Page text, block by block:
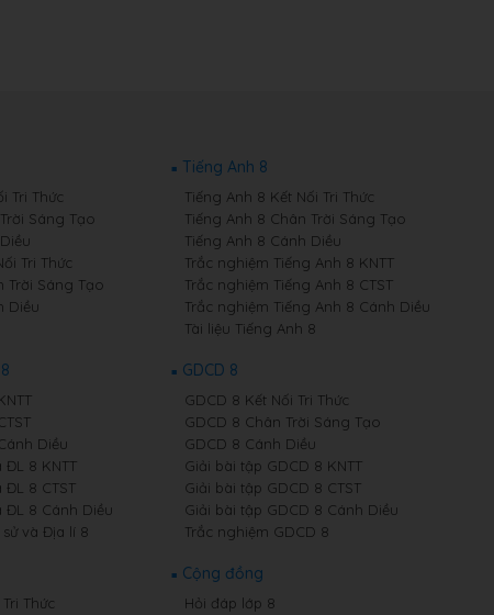
Tri Thức
Sáng Tạo
Tri Thức
Trời Sáng Tạo
Diều
Tiếng Anh 8
Tiếng Anh 8 Kết Nối Tri Thức
Tiếng Anh 8 Chân Trời Sáng Tạo
Tiếng Anh 8 Cánh Diều
Trắc nghiệm Tiếng Anh 8 KNTT
Trắc nghiệm Tiếng Anh 8 CTST
Trắc nghiệm Tiếng Anh 8 Cánh Diều
Tài liệu Tiếng Anh 8
Diều
ĐL 8 KNTT
ĐL 8 CTST
ĐL 8 Cánh Diều
và Địa lí 8
GDCD 8
GDCD 8 Kết Nối Tri Thức
GDCD 8 Chân Trời Sáng Tạo
GDCD 8 Cánh Diều
Giải bài tập GDCD 8 KNTT
Giải bài tập GDCD 8 CTST
Giải bài tập GDCD 8 Cánh Diều
Trắc nghiệm GDCD 8
Thức
Cộng đồng
Hỏi đáp lớp 8